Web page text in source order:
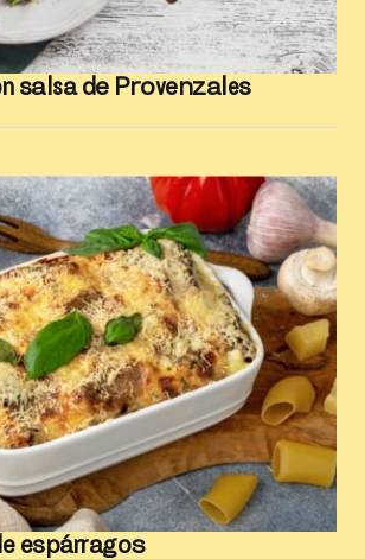
salsa de Provenzales
espárragos